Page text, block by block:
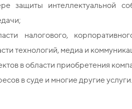
защиты интеллектуальной
налогового,
технологий, медиа и
в области приобретения
в суде и многие другие услуги.